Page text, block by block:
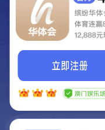
我们
我们
它将